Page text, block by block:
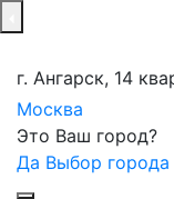
г. Ангарск, 14
Москва
Это Ваш город?
Да Выбор города